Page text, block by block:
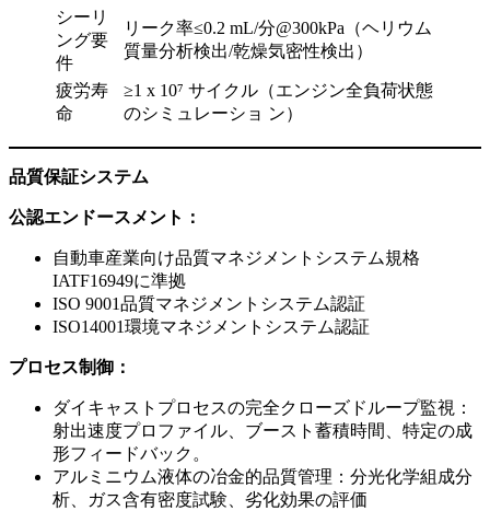
シーリ
ング要
件
リーク率≤0.2 mL/分@300kPa（ヘリウム
質量分析検出/乾燥気密性検出）
疲労寿
命
≥1 x 10⁷ サイクル（エンジン全負荷状態
のシミュレーショ ン）
品質保証システム
公認エンドースメント：
自動車産業向け品質マネジメントシステム規格
IATF16949に準拠
ISO 9001品質マネジメントシステム認証
ISO14001環境マネジメントシステム認証
プロセス制御：
ダイキャストプロセスの完全クローズドループ監視：
射出速度プロファイル、ブースト蓄積時間、特定の成
形フィードバック。
アルミニウム液体の冶金的品質管理：分光化学組成分
析、ガス含有密度試験、劣化効果の評価